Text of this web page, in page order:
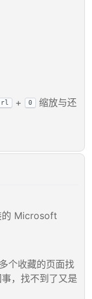
+ 0
缩放与还
的 Microsoft
个收藏的页面找
，找不到了又是